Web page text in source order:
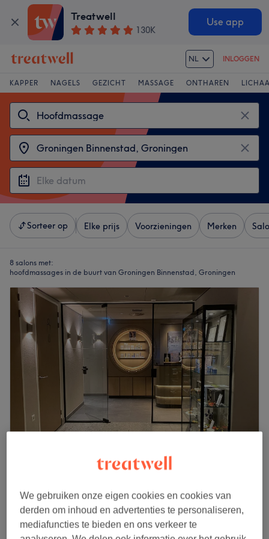
Treatwell
130K
Use app
NL INLOGGEN
KAPPER NAGELS GEZICHT MASSAGE ONTHAREN
Sorteer op Elke prijs Voorzieningen Merken
8 salons met:
hoofdmassages in de buurt van Groningen Binnenstad, Groningen
WellCome Wellness - The Market Hotel
Martinitoren, Groningen
Laat zien op de kaart
Indian Head massage
30 min
€43
Kort overzicht salongegevens
We gebruiken onze eigen cookies en cookies van
derden om inhoud en advertenties te personaliseren,
mediafuncties te bieden en ons verkeer te